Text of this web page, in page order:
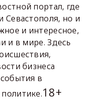
портал, где
Севастополя, но и
и интересное,
и в мире. Здесь
бизнеса
в
18+